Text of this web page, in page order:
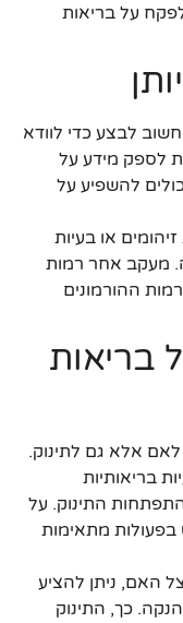
על בריאות
לבצע כדי לוודא
לספק מידע על
להשפיע על
או בעיות
מעקב אחר רמות
ההורמונים
בריאות
לאם אלא גם לתינוק.
בריאותיות
התינוק. על
בפעולות מתאימות
האם, ניתן להציע
כך, התינוק